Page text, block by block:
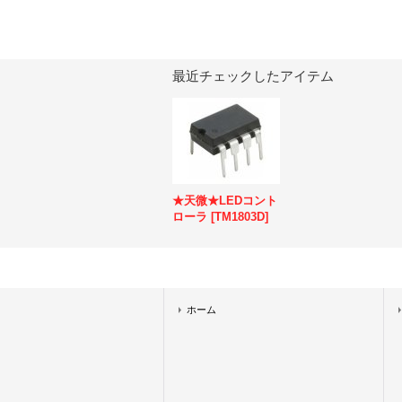
最近チェックしたアイテム
★天微★LEDコント
ローラ [TM1803D]
ホーム